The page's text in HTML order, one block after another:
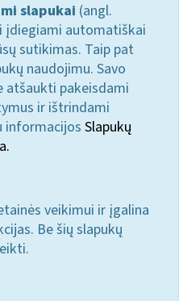
slapukai (angl.
įdiegiami automatiškai
sutikimas. Taip pat
naudojimu. Savo
atšaukti pakeisdami
ir ištrindami
informacijos Slapukų
veikimui ir įgalina
Be šių slapukų